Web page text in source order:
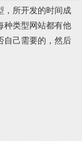
，所开发的时间成
种类型网站都有他
自己需要的，然后